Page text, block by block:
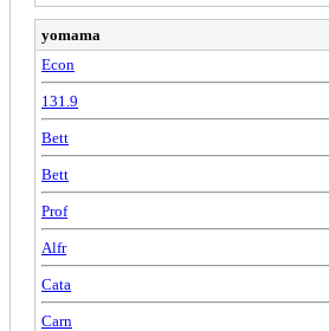
yomama
Econ
131.9
Bett
Bett
Prof
Alfr
Cata
Carn